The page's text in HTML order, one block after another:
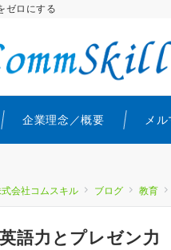
ゼロにする
企業理念／概要 メ
会社コムスキル ブログ 教育
英語力とプレゼン力